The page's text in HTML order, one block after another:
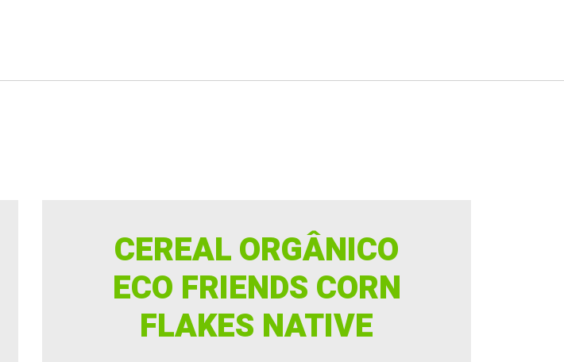
CEREAL ORGÂNICO
ECO FRIENDS CORN
FLAKES NATIVE